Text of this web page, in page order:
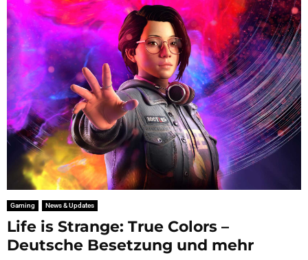
Gaming News & Updates
Life is Strange: True Colors –
Deutsche Besetzung und mehr